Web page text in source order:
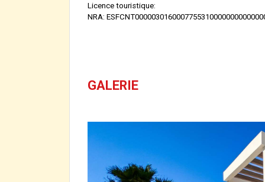
Licence touristique:
NRA:
GALERIE